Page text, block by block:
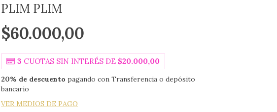
PLIM PLIM
$60.000,00
3 CUOTAS SIN INTERÉS DE $20.000,00
20% de descuento pagando con Transferencia o depósito
bancario
VER MEDIOS DE PAGO